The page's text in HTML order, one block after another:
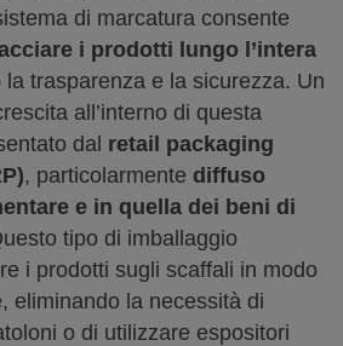
di marcatura consente
i prodotti lungo l’intera
la trasparenza e la sicurezza. Un
all’interno di questa
dal retail packaging
, particolarmente diffuso
e in quella dei beni di
tipo di imballaggio
i prodotti sugli scaffali in modo
eliminando la necessità di
o di utilizzare espositori